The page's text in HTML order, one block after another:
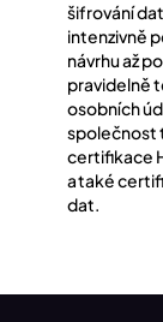
šifrování
intenzivně
návrhu až
pravidelně
osobních
společnost
certifikace
a také
dat.